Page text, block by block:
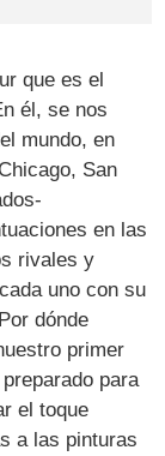
que es el
él, se nos
mundo, en
San
en las
rivales y
uno con su
dónde
primer
para
el toque
a las pinturas